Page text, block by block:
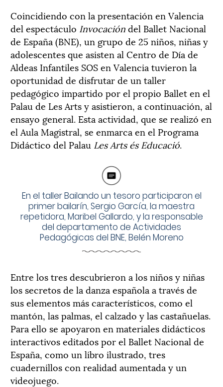
Coincidiendo con la presentación en Valencia
del espectáculo Invocacióndel Ballet Nacional
de España (BNE), un grupo de 25 niños, niñas y
adolescentes que asisten al Centro de Día de
Aldeas Infantiles SOS en Valencia tuvieron la
oportunidad de disfrutar de un taller
pedagógico impartido por el propio Ballet en el
Palau de Les Arts y asistieron, a continuación, al
ensayo general. Esta actividad, que se realizó en
el Aula Magistral, se enmarca en el Programa
Didáctico del Palau Les Arts és Educació.
En el taller Bailando un tesoro participaron el
primer bailarín, Sergio García, la maestra
repetidora, Maribel Gallardo, y la responsable
del departamento de Actividades
Pedagógicas del BNE, Belén Moreno
Entre los tres descubrieron a los niños y niñas
los secretos de la danza española a través de
sus elementos más característicos, como el
mantón, las palmas, el calzado y las castañuelas.
Para ello se apoyaron en materiales didácticos
interactivos editados por el Ballet Nacional de
España, como un libro ilustrado, tres
cuadernillos con realidad aumentada y un
videojuego.